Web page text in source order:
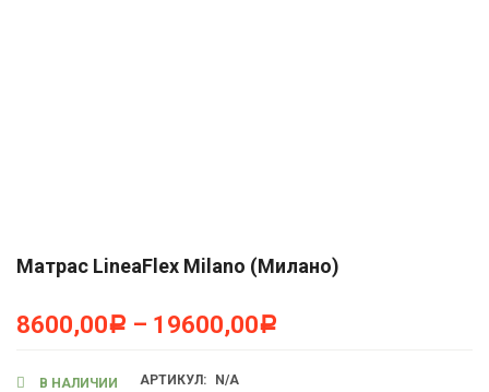
Матрас LineaFlex Milano (Милано)
8600,00Р – 19600,00Р
В НАЛИЧИИ АРТИКУЛ: N/A